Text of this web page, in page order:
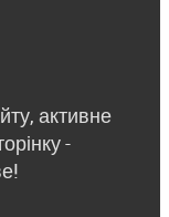
активне
-